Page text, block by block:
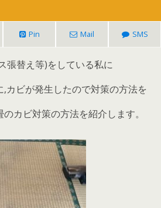
Pin Mail SMS
張替え等)をしている私に
カビが発生したので対策の方法を
カビ対策の方法を紹介します。